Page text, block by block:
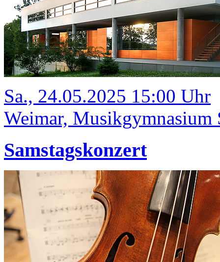
Sa., 24.05.2025 15:00 Uhr
Weimar, Musikgymnasium
Samstagskonzert